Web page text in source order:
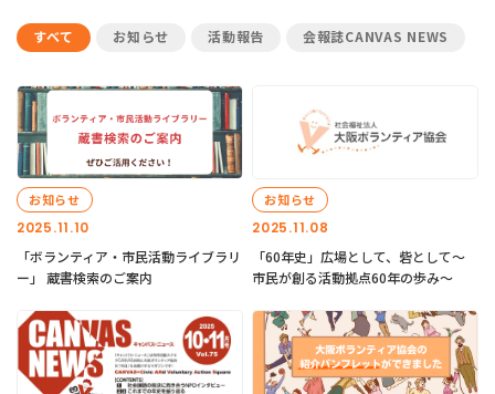
すべて お知らせ 活動報告 会報誌CANVAS NEWS
2025.11.10
お知らせ
「ボランティア・市民活動ライブラリ
ー」 蔵書検索のご案内
2025.11.08
お知らせ
「60年史」広場として、砦として～
市民が創る活動拠点60年の歩み～